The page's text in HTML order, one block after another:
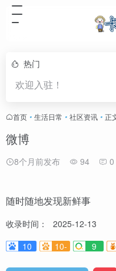
热门
欢迎入驻！
首页 • 生活日常 • 社区资讯 • 正
微博
8个月前发布 94 0
随时随地发现新鲜事
收录时间：
2025-12-13
10
10- 9